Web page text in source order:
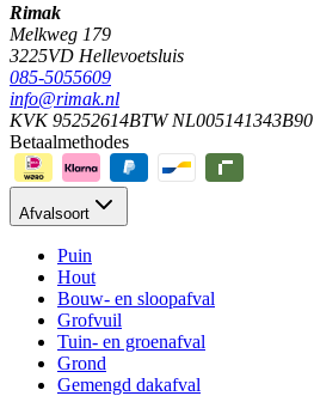
Rimak
Melkweg 179
3225VD Hellevoetsluis
085-5055609
info@rimak.nl
KVK 95252614BTW NL005141343B90
Betaalmethodes
Afvalsoort
Puin
Hout
Bouw- en sloopafval
Grofvuil
Tuin- en groenafval
Grond
Gemengd dakafval